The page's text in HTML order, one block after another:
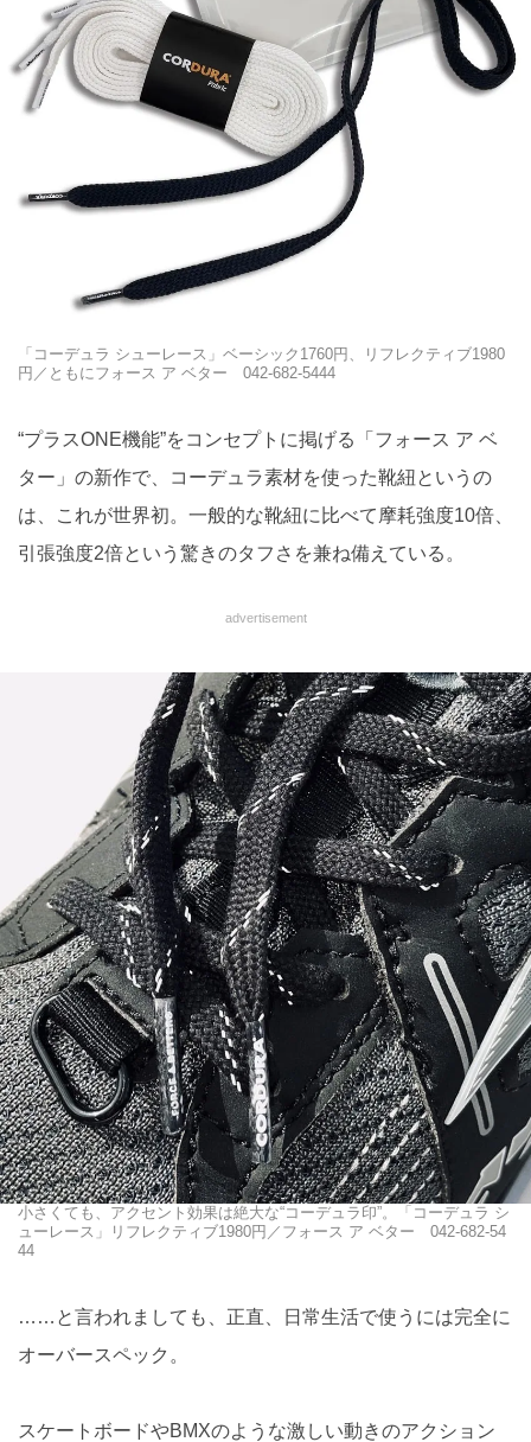
「コーデュラ シューレース」ベーシック1760円、リフレクティブ1980
円／ともにフォース ア ベター 042-682-5444
“プラスONE機能”をコンセプトに掲げる「フォース ア ベ
ター」の新作で、コーデュラ素材を使った靴紐というの
は、これが世界初。一般的な靴紐に比べて摩耗強度10倍、
引張強度2倍という驚きのタフさを兼ね備えている。
advertisement
小さくても、アクセント効果は絶大な“コーデュラ印”。「コーデュラ シ
ューレース」リフレクティブ1980円／フォース ア ベター 042-682-54
44
……と言われましても、正直、日常生活で使うには完全に
オーバースペック。
スケートボードやBMXのような激しい動きのアクション